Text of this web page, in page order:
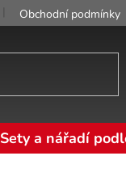
Obchodní podmínky
Sety a nářadí